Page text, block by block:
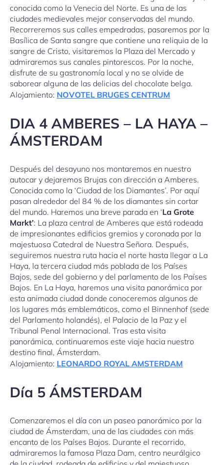
conocida como la Venecia del Norte. Es una de las
ciudades medievales mejor conservadas del mundo.
Recorreremos sus calles empedradas, pasaremos por la
Basílica de Santa sangre que contiene una reliquia de la
sangre de Cristo, visitaremos la Plaza del Mercado y
admiraremos sus canales pintorescos. Por la noche,
disfrute de su gastronomía local y no se olvide de
saborear alguna de las delicias del chocolate belga.
Alojamiento: NOVOTEL BRUGES CENTRUM
DIA 4 AMBERES – LA HAYA –
ÁMSTERDAM
Después del desayuno nos montaremos en nuestro
autocar y dejaremos Brujas con dirección a Amberes.
Conocida como la ‘Ciudad de los Diamantes’. Por aquí
pasan alrededor del 84 % de los diamantes sin cortar
del mundo. Haremos una breve parada en ‘La Grote
Markt’: La plaza central de Amberes que está rodeada
de impresionantes edificios gremios y coronada por la
majestuosa Catedral de Nuestra Señora. Después,
seguiremos nuestra ruta hacia el norte hasta llegar a La
Haya, la tercera ciudad más poblada de los Países
Bajos, sede del gobierno y del parlamento de los Países
Bajos. En La Haya, haremos una visita panorámica por
esta animada ciudad donde conoceremos algunos de
los lugares más emblemáticos, como el Binnenhof (sede
del Parlamento holandés), el Palacio de la Paz y el
Tribunal Penal Internacional. Tras esta visita
panorámica, continuaremos este viaje hacia nuestro
destino final, Ámsterdam.
Alojamiento: LEONARDO ROYAL AMSTERDAM
Día 5 ÁMSTERDAM
Comenzaremos el día con un paseo panorámico por la
ciudad de Ámsterdam, una de las ciudades con más
encanto de los Países Bajos. Durante el recorrido,
admiraremos la famosa Plaza Dam, centro neurálgico